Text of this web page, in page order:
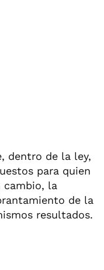
dentro de la ley,
para quien
cambio, la
de la
resultados.